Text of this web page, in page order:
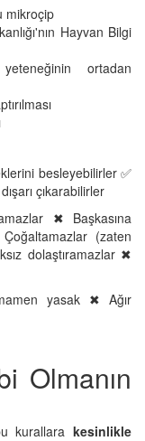
mikroçip
Hayvan Bilgi
ortadan
besleyebilirler ✅
çıkarabilirler
✖ Başkasına
(zaten
dolaştıramazlar ✖
yasak ✖ Ağır
Olmanın
kurallara kesinlikle